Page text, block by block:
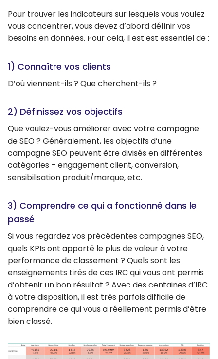
Pour trouver les indicateurs sur lesquels vous voulez
vous concentrer, vous devez d’abord définir vos
besoins en données. Pour cela, il est est essentiel de :
1) Connaître vos clients
D’où viennent-ils ? Que cherchent-ils ?
2) Définissez vos objectifs
Que voulez-vous améliorer avec votre campagne
de SEO ? Généralement, les objectifs d’une
campagne SEO peuvent être divisés en différentes
catégories – engagement client, conversion,
sensibilisation produit/marque, etc.
3) Comprendre ce qui a fonctionné dans le
passé
Si vous regardez vos précédentes campagnes SEO,
quels KPIs ont apporté le plus de valeur à votre
performance de classement ? Quels sont les
enseignements tirés de ces IRC qui vous ont permis
d’obtenir un bon résultat ? Avec des centaines d’IRC
à votre disposition, il est très parfois difficile de
comprendre ce qui vous a réellement permis d’être
bien classé.